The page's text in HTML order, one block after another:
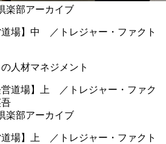
楽部アーカイブ
道場】中 ／トレジャー・ファクト
人材マネジメント
楽部アーカイブ
道場】上 ／トレジャー・ファクト